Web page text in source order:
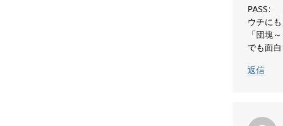
PASS:
ウチにも
「団塊
でも面
返信